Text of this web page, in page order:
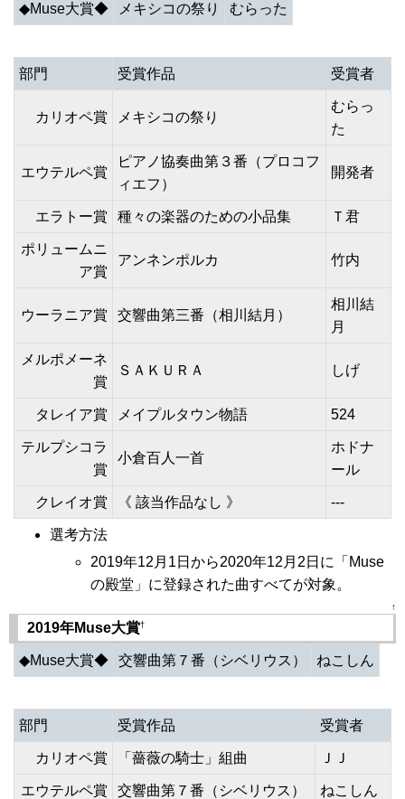
◆Muse大賞◆ メキシコの祭り むらった
部門 受賞作品 受賞者
カリオペ賞 メキシコの祭り
むらっ
た
エウテルペ賞
ピアノ協奏曲第３番（プロコフ
ィエフ）
開発者
エラトー賞 種々の楽器のための小品集 Ｔ君
ポリュームニ
ア賞
アンネンポルカ 竹内
ウーラニア賞 交響曲第三番（相川結月）
相川結
月
メルポメーネ
賞
ＳＡＫＵＲＡ しげ
タレイア賞 メイプルタウン物語 524
テルプシコラ
賞
小倉百人一首
ホドナ
ール
クレイオ賞 《 該当作品なし 》 ---
選考方法
2019年12月1日から2020年12月2日に「Muse
の殿堂」に登録された曲すべてが対象。
↑
2019年Muse大賞†
◆Muse大賞◆ 交響曲第７番（シベリウス） ねこしん
部門 受賞作品 受賞者
カリオペ賞 「薔薇の騎士」組曲 ＪＪ
エウテルペ賞 交響曲第７番（シベリウス） ねこしん